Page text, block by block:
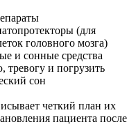
(для
головного мозга)
и сонные средства
тревогу и погрузить
сон
четкий план их
пациента после